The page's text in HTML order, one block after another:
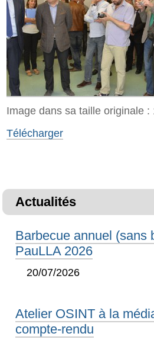
Image dans sa taille originale :
Télécharger
Actualités
Barbecue annuel (sans
PauLLA 2026
20/07/2026
Atelier OSINT à la
compte-rendu